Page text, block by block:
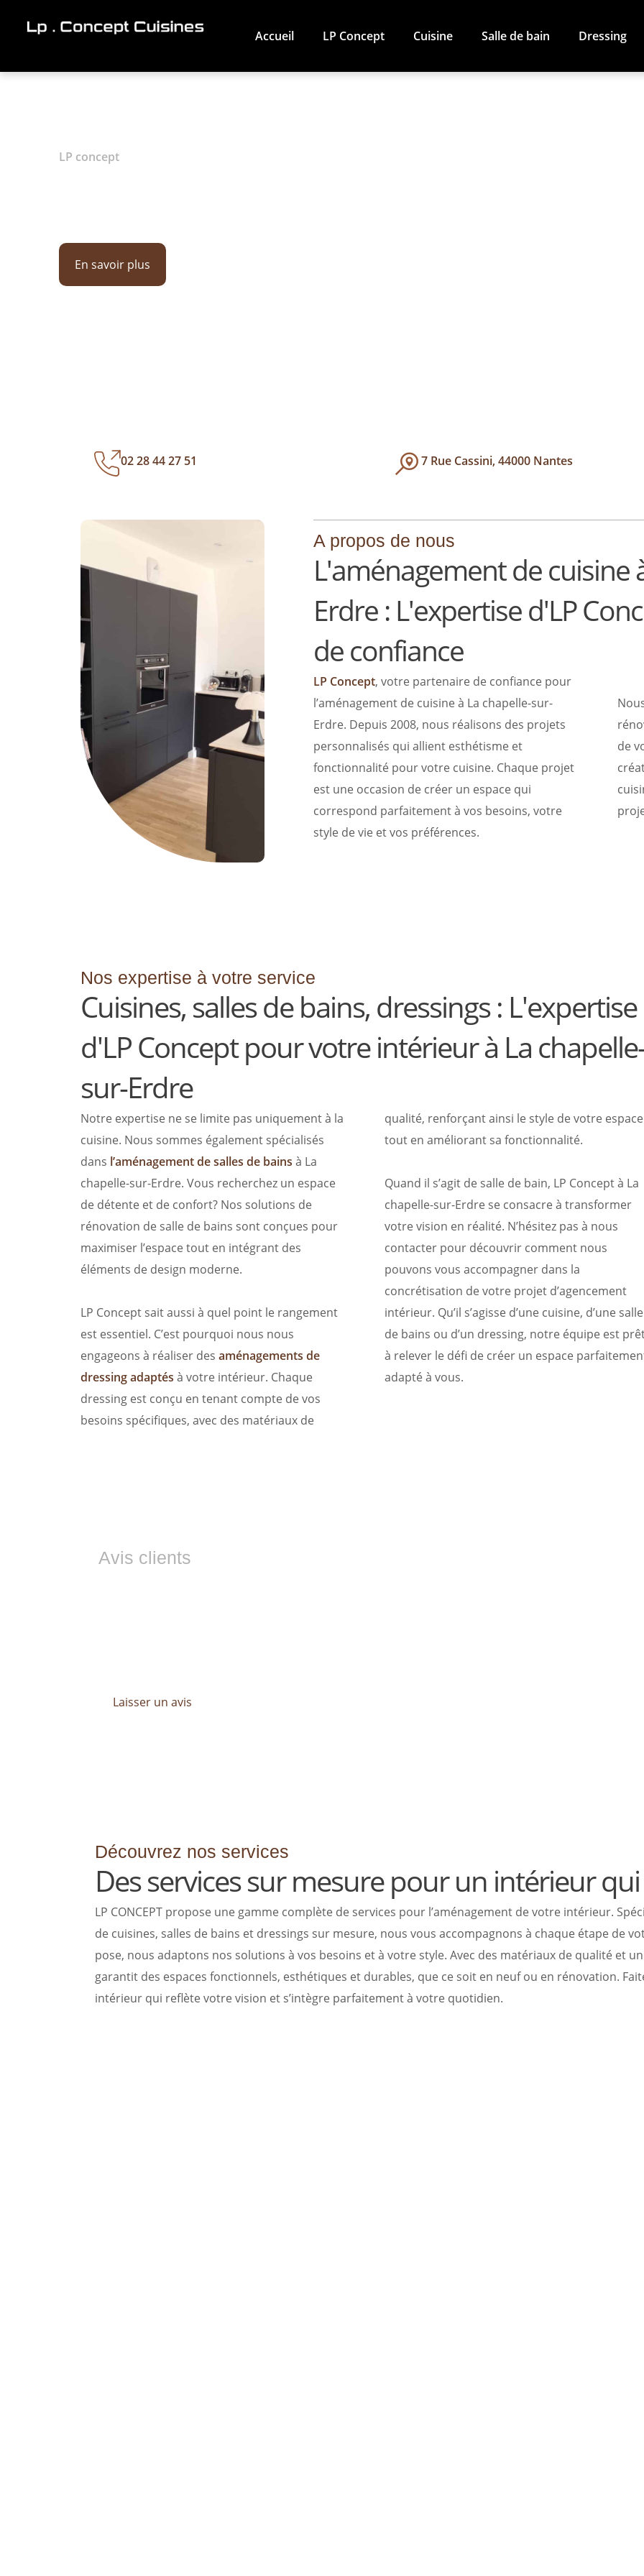
Accueil LP Concept Cuisine Salle de bain Dressing
LP concept
Cuisine sur mesure / La
En savoir plus
02 28 44 27 51 7 Rue Cassini, 44000 Nantes
A propos de nous
L'aménagement de cuisine
Erdre : L'expertise d'LP
de confiance
LP Concept, votre partenaire de confiance pour
l’aménagement de cuisine à La chapelle-sur-
Erdre. Depuis 2008, nous réalisons des projets
personnalisés qui allient esthétisme et
fonctionnalité pour votre cuisine. Chaque projet
est une occasion de créer un espace qui
correspond parfaitement à vos besoins, votre
style de vie et vos préférences.
de
Nos expertise à votre service
Cuisines, salles de bains, dressings : L'expertise
d'LP Concept pour votre intérieur à La
sur-Erdre
Notre expertise ne se limite pas uniquement à la
cuisine. Nous sommes également spécialisés
dans l’aménagement de salles de bains à La
chapelle-sur-Erdre. Vous recherchez un espace
de détente et de confort? Nos solutions de
rénovation de salle de bains sont conçues pour
maximiser l’espace tout en intégrant des
éléments de design moderne.
LP Concept sait aussi à quel point le rangement
est essentiel. C’est pourquoi nous nous
engageons à réaliser des aménagements de
dressing adaptés à votre intérieur. Chaque
dressing est conçu en tenant compte de vos
besoins spécifiques, avec des matériaux de
qualité, renforçant ainsi le style de votre espace
tout en améliorant sa fonctionnalité.
Quand il s’agit de salle de bain, LP Concept à La
chapelle-sur-Erdre se consacre à transformer
votre vision en réalité. N’hésitez pas à nous
contacter pour découvrir comment nous
pouvons vous accompagner dans la
concrétisation de votre projet d’agencement
intérieur. Qu’il s’agisse d’une cuisine, d’une salle
de bains ou d’un dressing, notre équipe est
à relever le défi de créer un espace
adapté à vous.
Avis clients
Laisser un avis
Découvrez nos services
Des services sur mesure pour un intérieur
LP CONCEPT propose une gamme complète de services pour l’aménagement de votre intérieur.
de cuisines, salles de bains et dressings sur mesure, nous vous accompagnons à chaque étape de
pose, nous adaptons nos solutions à vos besoins et à votre style. Avec des matériaux de qualité et
garantit des espaces fonctionnels, esthétiques et durables, que ce soit en neuf ou en rénovation.
intérieur qui reflète votre vision et s’intègre parfaitement à votre quotidien.